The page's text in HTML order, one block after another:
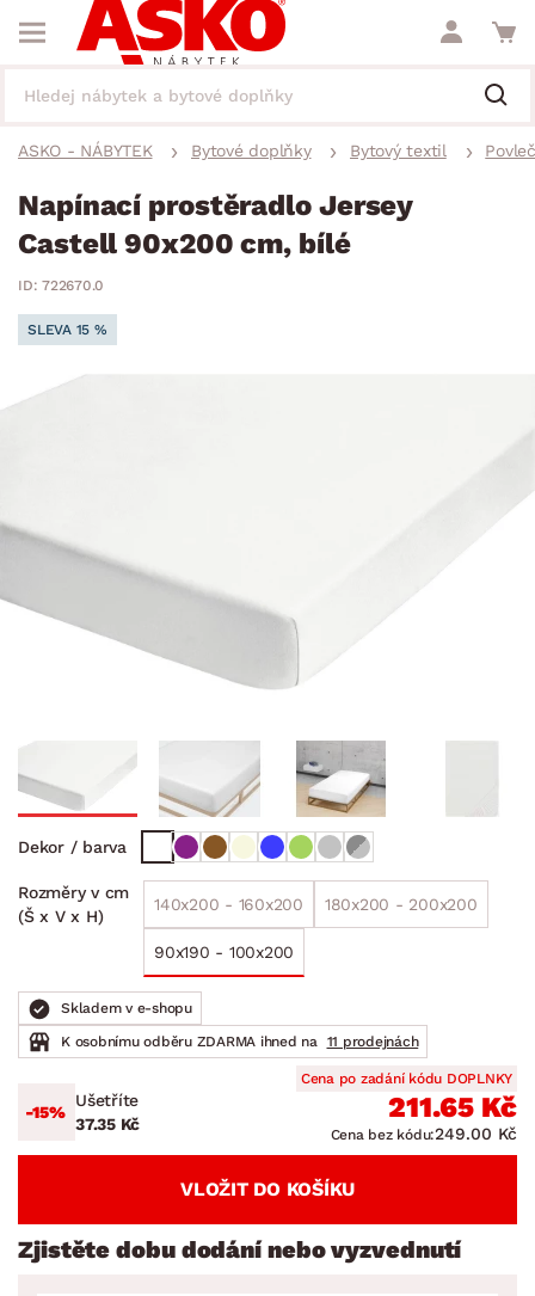
ASKO - NÁBYTEK Bytové doplňky Bytový textil
Napínací prostěradlo Jersey
Castell 90x200 cm, bílé
ID: 722670.0
SLEVA 15 %
Dekor / barva
Rozměry v cm
(Š x V x H)
140x200 - 160x200 180x200 - 200x200
90x190 - 100x200
Skladem v e-shopu
K osobnímu odběru ZDARMA ihned na
11 prodejnách
-15%
Ušetříte
37.35 Kč
Cena po zadání kódu DOPLNKY
211.65 Kč
Cena bez kódu:249.00 Kč
VLOŽIT DO KOŠÍKU
Zjistěte dobu dodání nebo vyzvednutí